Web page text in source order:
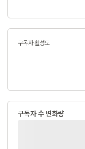
구독자 활성도
구독자 수 변화량